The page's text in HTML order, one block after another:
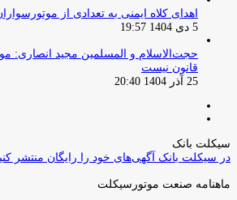
اهدای کلاه ایمنی به تعدادی از
5 دی 1404 19:57
حجت‌الاسلام و المسلمین مجید انصاری:
قانون نیست
25 آذر 1404 20:40
سیکلت بانک
در سیکلت بانک آگهی‌های خود را رایگان منتشر
ماهنامه صنعت موتورسیکلت